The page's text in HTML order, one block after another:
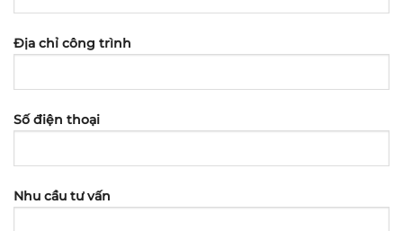
Địa chỉ công trình
Số điện thoại
Nhu cầu tư vấn